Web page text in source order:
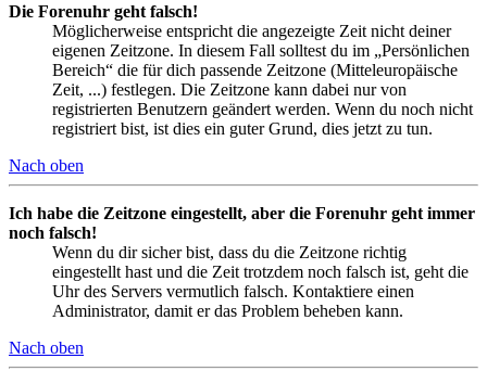
Die Forenuhr geht falsch!
Möglicherweise entspricht die angezeigte Zeit nicht deiner
eigenen Zeitzone. In diesem Fall solltest du im „Persönlichen
Bereich“ die für dich passende Zeitzone (Mitteleuropäische
Zeit, ...) festlegen. Die Zeitzone kann dabei nur von
registrierten Benutzern geändert werden. Wenn du noch nicht
registriert bist, ist dies ein guter Grund, dies jetzt zu tun.
Nach oben
Ich habe die Zeitzone eingestellt, aber die Forenuhr geht immer
noch falsch!
Wenn du dir sicher bist, dass du die Zeitzone richtig
eingestellt hast und die Zeit trotzdem noch falsch ist, geht die
Uhr des Servers vermutlich falsch. Kontaktiere einen
Administrator, damit er das Problem beheben kann.
Nach oben